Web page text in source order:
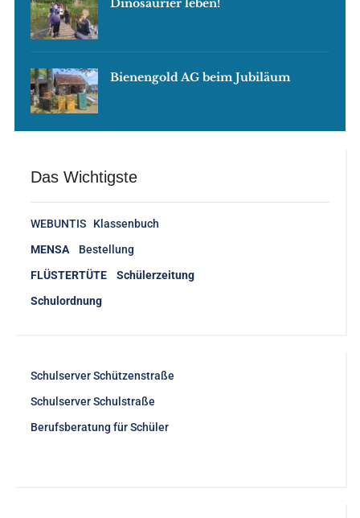
Dinosaurier leben!
Bienengold AG beim Jubiläum
Das Wichtigste
WEBUNTIS Klassenbuch
MENSA Bestellung
FLÜSTERTÜTE Schülerzeitung
Schulordnung
Schulserver Schützenstraße
Schulserver Schulstraße
Berufsberatung für Schüler